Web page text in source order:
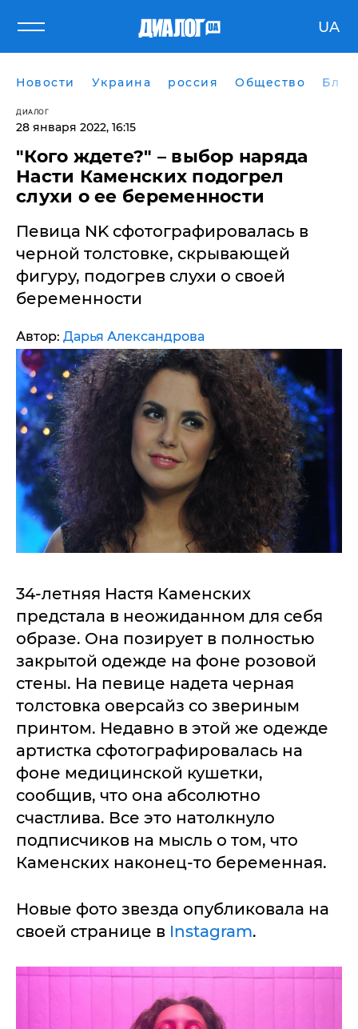
UA
Новости Украина россия Общество
ДИАЛОГ
28 января 2022, 16:15
"Кого ждете?" – выбор наряда
Насти Каменских подогрел
слухи о ее беременности
Певица NK сфотографировалась в
черной толстовке, скрывающей
фигуру, подогрев слухи о своей
беременности
Автор: Дарья Александрова
34-летняя Настя Каменских
предстала в неожиданном для себя
образе. Она позирует в полностью
закрытой одежде на фоне розовой
стены. На певице надета черная
толстовка оверсайз со звериным
принтом. Недавно в этой же одежде
артистка сфотографировалась на
фоне медицинской кушетки,
сообщив, что она абсолютно
счастлива. Все это натолкнуло
подписчиков на мысль о том, что
Каменских наконец-то беременная.
Новые фото звезда опубликовала на
своей странице в Instagram.